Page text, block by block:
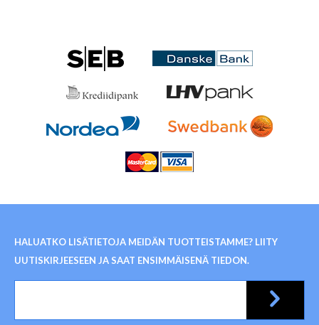
HALUATKO LISÄTIETOJA MEIDÄN TUOTTEISTAMME? LIITY
UUTISKIRJEESEEN JA SAAT ENSIMMÄISENÄ TIEDON.